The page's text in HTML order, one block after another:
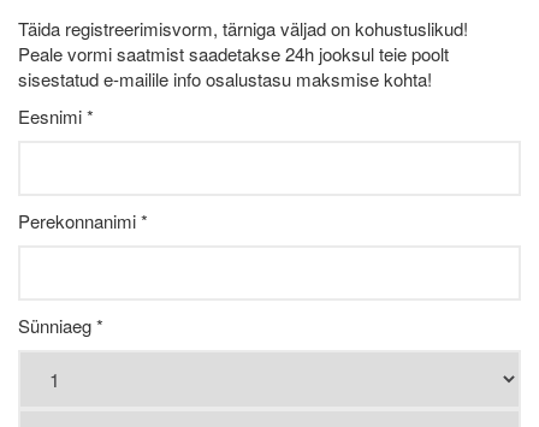
Täida registreerimisvorm, tärniga väljad on kohustuslikud!
Peale vormi saatmist saadetakse 24h jooksul teie poolt
sisestatud e-mailile info osalustasu maksmise kohta!
Eesnimi *
Perekonnanimi *
Sünniaeg *